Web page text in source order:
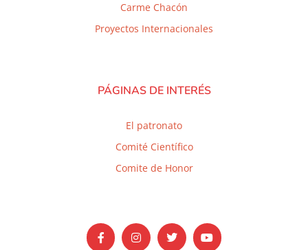
Carme Chacón
Proyectos Internacionales
PÁGINAS DE INTERÉS
El patronato
Comité Científico
Comite de Honor